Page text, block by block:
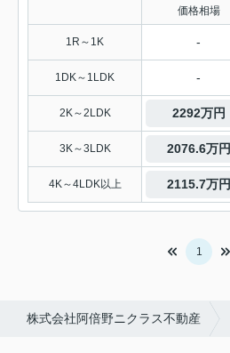
価格相場
1R～1K -
1DK～1LDK -
2K～2LDK 2292万円
3K～3LDK 2076.6万円
4K～4LDK以上 2115.7万円
1
株式会社阿倍野ニクラス不動産